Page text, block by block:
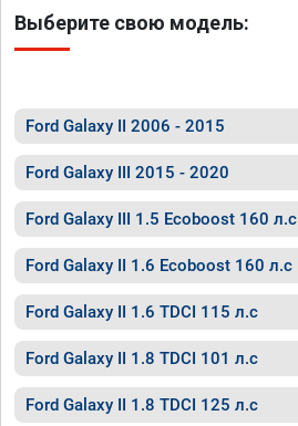
Выберите свою модель:
Ford Galaxy II 2006 - 2015
Ford Galaxy III 2015 - 2020
Ford Galaxy III 1.5 Ecoboost 160 л.с
Ford Galaxy II 1.6 Ecoboost 160 л.с
Ford Galaxy II 1.6 TDCI 115 л.с
Ford Galaxy II 1.8 TDCI 101 л.с
Ford Galaxy II 1.8 TDCI 125 л.с